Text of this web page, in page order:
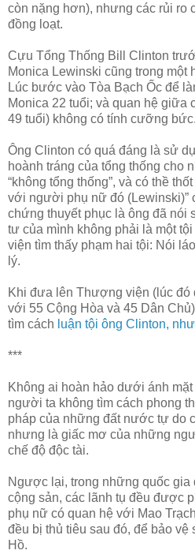
còn nặng hơn), nhưng các rủi ro
đồng loạt.
Cựu Tổng Thống Bill Clinton
Monica Lewinski cũng trong một
Lúc bước vào Tòa Bạch Ốc để
Monica 22 tuổi; và quan hệ giữa
49 tuổi) không có tính cưỡng bức.
Ông Clinton có quá đáng là sử
hoành tráng của tổng thống cho
“không tổng thống”, và có thề
với người phụ nữ đó (Lewinski)”
chứng thuyết phục là ông đã nói
tư của mình không phải là một
viện tìm thấy phạm hai tội: Nói
lý.
Khi đưa lên Thượng viện (lúc đó
với 55 Cộng Hòa và 45 Dân
tìm cách luận tội ông Clinton,
***
Không ai hoàn hảo dưới ánh
người ta không tìm cách phong
pháp của những đất nước tự do
nhưng là giấc mơ của những
chế độ độc tài.
Ngược lại, trong những quốc
cộng sản, các lãnh tụ đều được
phụ nữ có quan hệ với Mao
đều bị thủ tiêu sau đó, để bảo vệ
Hồ.